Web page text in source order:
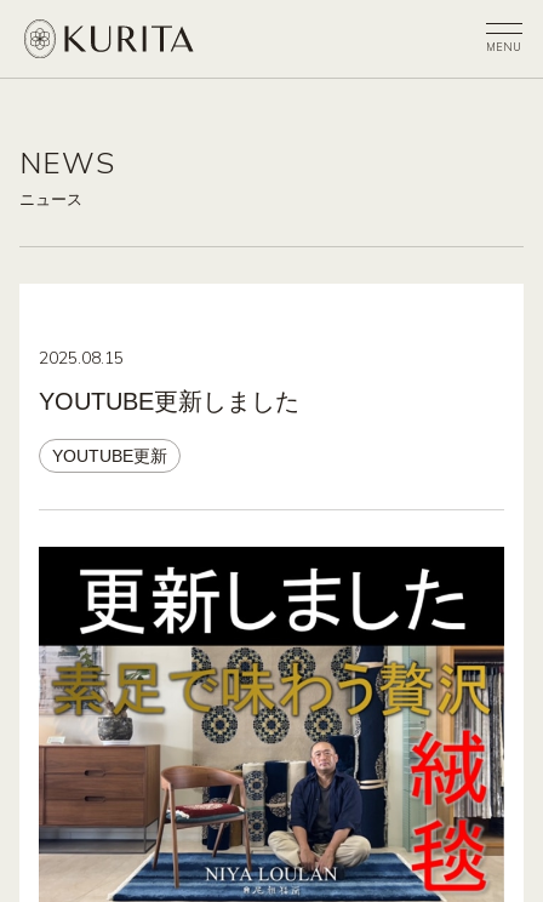
NEWS
ニュース
2025.08.15
YOUTUBE更新しました
YOUTUBE更新